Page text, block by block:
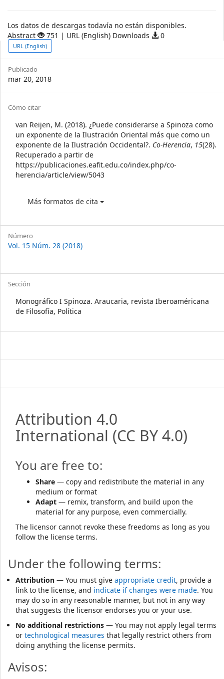
Los datos de descargas todavía no están disponibles.
Abstract
751 | URL (English) Downloads 0
Article
Sidebar
URL (English)
Publicado
mar 20, 2018
Article
Details
Cómo citar
van Reijen, M. (2018). ¿Puede considerarse a Spinoza como
un exponente de la Ilustración Oriental más que como un
exponente de la Ilustración Occidental?. Co-Herencia, 15(28).
Recuperado a partir de
https://publicaciones.eafit.edu.co/index.php/co-
herencia/article/view/5043
Más formatos de cita
Número
Vol. 15 Núm. 28 (2018)
Sección
Monográfico I Spinoza. Araucaria, revista Iberoaméricana
de Filosofía, Política
Attribution 4.0
International (CC BY 4.0)
You are free to:
Share — copy and redistribute the material in any
medium or format
Adapt — remix, transform, and build upon the
material for any purpose, even commercially.
The licensor cannot revoke these freedoms as long as you
follow the license terms.
Under the following terms:
Attribution — You must give appropriate credit, provide a
link to the license, and indicate if changes were made. You
may do so in any reasonable manner, but not in any way
that suggests the licensor endorses you or your use.
No additional restrictions — You may not apply legal terms
or technological measures that legally restrict others from
doing anything the license permits.
Avisos: